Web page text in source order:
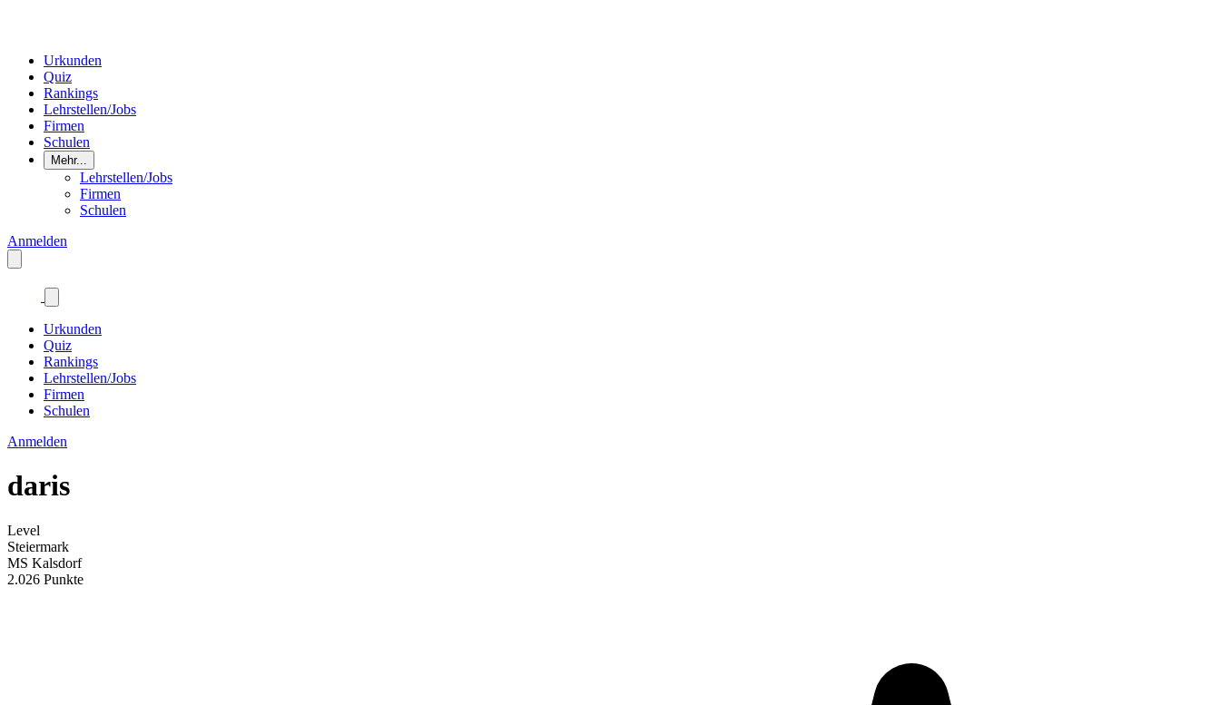
Urkunden
Quiz
Rankings
Lehrstellen/Jobs
Firmen
Schulen
Mehr...
Lehrstellen/Jobs
Firmen
Schulen
Anmelden
Urkunden
Quiz
Rankings
Lehrstellen/Jobs
Firmen
Schulen
Anmelden
daris
Level
Steiermark
MS Kalsdorf
2.026 Punkte